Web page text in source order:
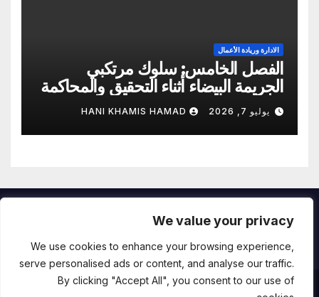
We value your privacy
We use cookies to enhance your browsing experience,
serve personalised ads or content, and analyse our traffic.
By clicking "Accept All", you consent to our use of
الادارة وريادة الأعمال
الفصل الخامس: سلوك مرتكبي
الجريمة البيضاء أثناء التحقيق والمحاكمة
يوليو 7, 2026 HANI KHAMIS HAMAD
e-onepress.com
Newsupby